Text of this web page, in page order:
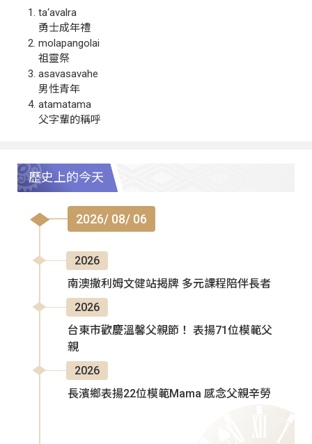
ta‘avalra
勇士成年禮
molapangolai
祖靈祭
asavasavahe
男性青年
atamatama
父字輩的稱呼
歷史上的今天
2026/ 08/ 06
2026
南澳撒利姆文健站揭牌 多元課程陪伴長者
2026
台東市歡慶溫馨父親節！ 表揚71位模範父
親
2026
長濱鄉表揚22位模範Mama 感念父親辛勞